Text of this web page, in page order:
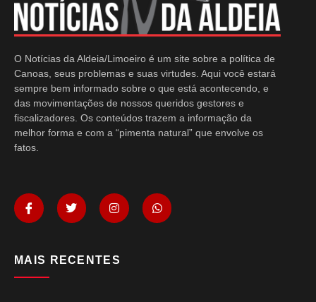
O Notícias da Aldeia/Limoeiro é um site sobre a política de
Canoas, seus problemas e suas virtudes. Aqui você estará
sempre bem informado sobre o que está acontecendo, e
das movimentações de nossos queridos gestores e
fiscalizadores. Os conteúdos trazem a informação da
melhor forma e com a “pimenta natural” que envolve os
fatos.
MAIS RECENTES